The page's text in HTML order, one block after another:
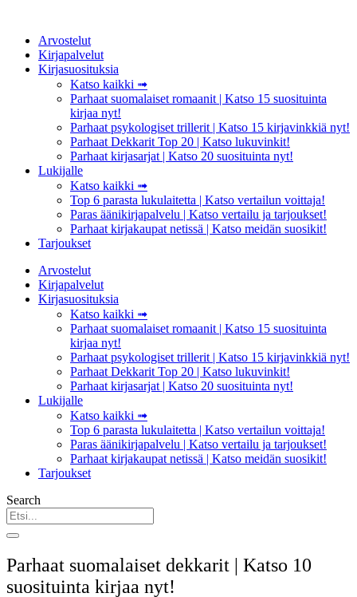
Arvostelut
Kirjapalvelut
Kirjasuosituksia
Katso kaikki ➟
Parhaat suomalaiset romaanit | Katso 15 suosituinta
kirjaa nyt!
Parhaat psykologiset trillerit | Katso 15 kirjavinkkiä nyt!
Parhaat Dekkarit Top 20 | Katso lukuvinkit!
Parhaat kirjasarjat | Katso 20 suosituinta nyt!
Lukijalle
Katso kaikki ➟
Top 6 parasta lukulaitetta | Katso vertailun voittaja!
Paras äänikirjapalvelu | Katso vertailu ja tarjoukset!
Parhaat kirjakaupat netissä | Katso meidän suosikit!
Tarjoukset
Arvostelut
Kirjapalvelut
Kirjasuosituksia
Katso kaikki ➟
Parhaat suomalaiset romaanit | Katso 15 suosituinta
kirjaa nyt!
Parhaat psykologiset trillerit | Katso 15 kirjavinkkiä nyt!
Parhaat Dekkarit Top 20 | Katso lukuvinkit!
Parhaat kirjasarjat | Katso 20 suosituinta nyt!
Lukijalle
Katso kaikki ➟
Top 6 parasta lukulaitetta | Katso vertailun voittaja!
Paras äänikirjapalvelu | Katso vertailu ja tarjoukset!
Parhaat kirjakaupat netissä | Katso meidän suosikit!
Tarjoukset
Search
Parhaat suomalaiset dekkarit | Katso 10
suosituinta kirjaa nyt!